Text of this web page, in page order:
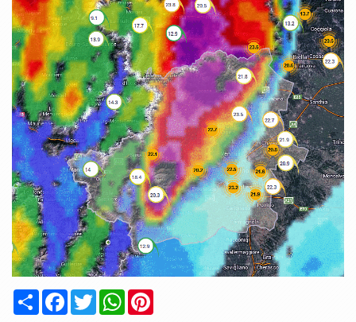
CondividiFacebook
TwitterWhatsApp